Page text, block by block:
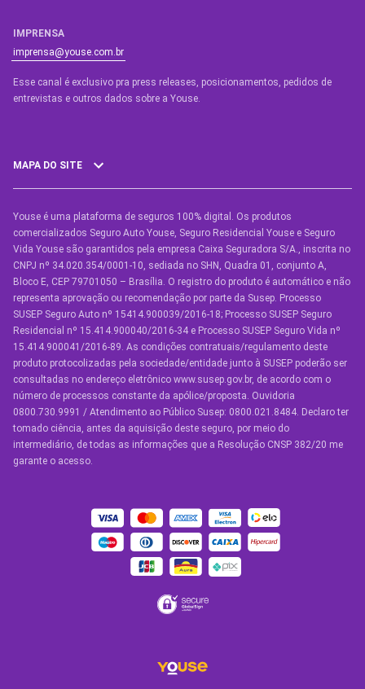
IMPRENSA
imprensa@youse.com.br
Esse canal é exclusivo pra press releases, posicionamentos, pedidos de
entrevistas e outros dados sobre a Youse.​
MAPA DO SITE
SEGUROS
Seguro Auto
Seguro Auto para Terceiros
Seguro por Marcas de Carro
Seguro Residencial
Seguro de Vida
Manual de Assistências
Condições Gerais
OUTROS SERVIÇOS
Youse é uma plataforma de seguros 100% digital. Os produtos
comercializados Seguro Auto Youse, Seguro Residencial Youse e Seguro
Vida Youse são garantidos pela empresa Caixa Seguradora S/A., inscrita no
CNPJ nº 34.020.354/0001-10, sediada no SHN, Quadra 01, conjunto A,
Bloco E, CEP 79701050 – Brasília. O registro do produto é automático e não
representa aprovação ou recomendação por parte da Susep. Processo
SUSEP Seguro Auto nº 15414.900039/2016-18; Processo SUSEP Seguro
Residencial nº 15.414.900040/2016-34 e Processo SUSEP Seguro Vida nº
15.414.900041/2016-89. As condições contratuais/regulamento deste
produto protocolizadas pela sociedade/entidade junto à SUSEP poderão ser
consultadas no endereço eletrônico www.susep.gov.br, de acordo com o
número de processos constante da apólice/proposta. Ouvidoria
0800.730.9991 / Atendimento ao Público Susep: 0800.021.8484. Declaro ter
tomado ciência, antes da aquisição deste seguro, por meio do
intermediário, de todas as informações que a Resolução CNSP 382/20 me
garante o acesso.